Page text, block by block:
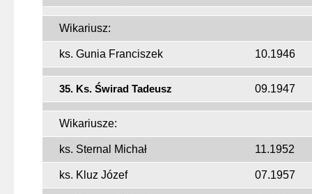
Wikariusz:
ks. Gunia Franciszek 10.1946
35. Ks. Świrad Tadeusz 09.1947
Wikariusze:
ks. Sternal Michał 11.1952
ks. Kluz Józef 07.1957